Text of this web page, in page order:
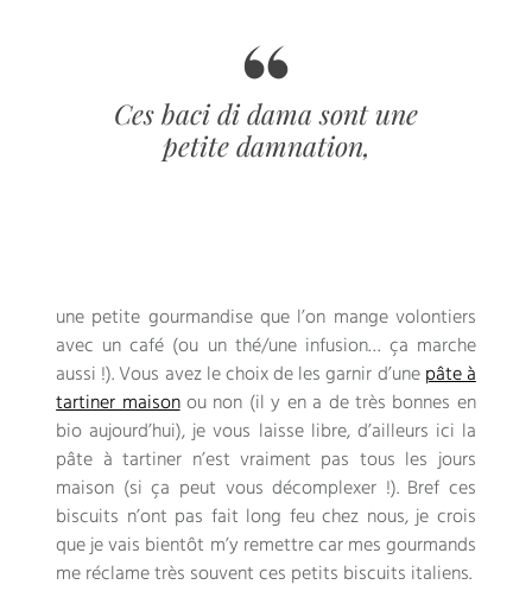
Ces baci di dama sont une
petite damnation,
une petite gourmandise que l’on mange volontiers
avec un café (ou un thé/une infusion… ça marche
aussi !). Vous avez le choix de les garnir d’unepâte à
tartiner maisonou non (il y en a de très bonnes en
bio aujourd’hui), je vous laisse libre, d’ailleurs ici la
pâte à tartiner n’est vraiment pas tous les jours
maison (si ça peut vous décomplexer !). Bref ces
biscuits n’ont pas fait long feu chez nous, je crois
que je vais bientôt m’y remettre car mes gourmands
me réclame très souvent ces petits biscuits italiens.